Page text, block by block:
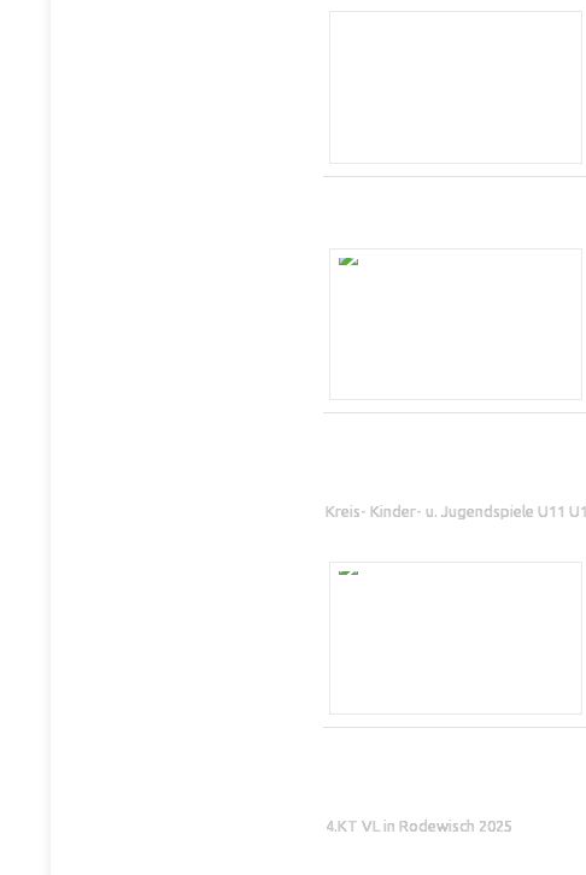
Kreis- Kinder- u. Jugendspiele U11
4.KT VL in Rodewisch 2025